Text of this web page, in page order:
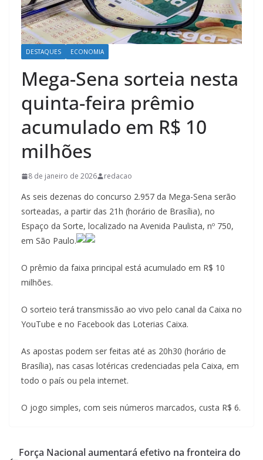
DESTAQUES ECONOMIA
Mega-Sena sorteia nesta
quinta-feira prêmio
acumulado em R$ 10
milhões
8 de janeiro de 2026 redacao
As seis dezenas do concurso 2.957 da Mega-Sena serão
sorteadas, a partir das 21h (horário de Brasília), no
Espaço da Sorte, localizado na Avenida Paulista, nº 750,
em São Paulo.
O prêmio da faixa principal está acumulado em R$ 10
milhões.
O sorteio terá transmissão ao vivo pelo canal da Caixa no
YouTube e no Facebook das Loterias Caixa.
As apostas podem ser feitas até as 20h30 (horário de
Brasília), nas casas lotéricas credenciadas pela Caixa, em
todo o país ou pela internet.
O jogo simples, com seis números marcados, custa R$ 6.
Força Nacional aumentará efetivo na fronteira do